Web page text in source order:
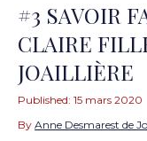
#3 SAVOIR
CLAIRE
JOAILLIÈRE
Published: 15 mars 2020
By Anne Desmarest de